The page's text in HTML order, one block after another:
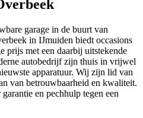
garage in de buurt van
in IJmuiden biedt occasions
prijs met een daarbij uitstekende
autobedrijf zijn thuis in vrijwel
apparatuur. Wij zijn lid van
van betrouwbaarheid en kwaliteit.
en pechhulp tegen een